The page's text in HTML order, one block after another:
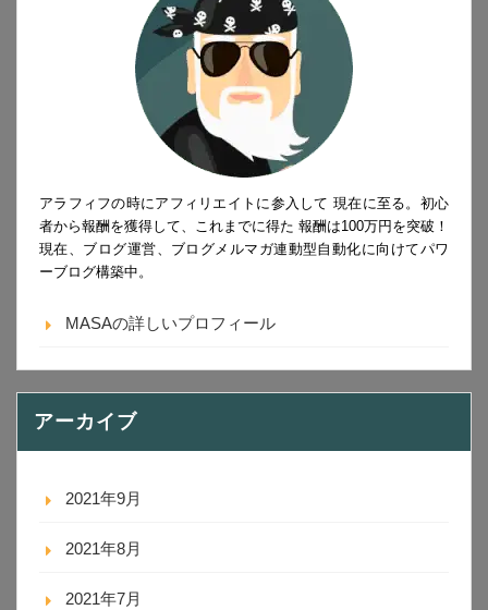
アラフィフの時にアフィリエイトに参入して 現在に至る。初心
者から報酬を獲得して、これまでに得た 報酬は100万円を突破！
現在、ブログ運営、ブログメルマガ連動型自動化に向けてパワ
ーブログ構築中。
MASAの詳しいプロフィール
アーカイブ
2021年9月
2021年8月
2021年7月